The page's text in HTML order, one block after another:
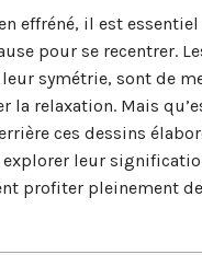
effréné, il est
pour se recentrer.
symétrie, sont de
la relaxation. Mais
ces dessins
leur
profiter pleinement